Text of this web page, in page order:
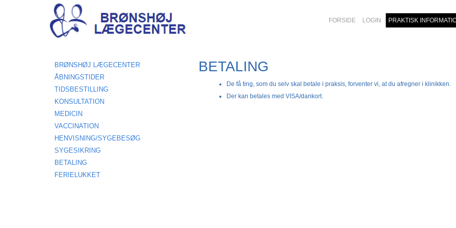
FORSIDE LOGIN PRAKTISK
BRØNSHØJ LÆGECENTER
ÅBNINGSTIDER
TIDSBESTILLING
KONSULTATION
MEDICIN
VACCINATION
HENVISNING/SYGEBESØG
SYGESIKRING
BETALING
FERIELUKKET
BETALING
De få ting, som du selv skal betale i praksis, forventer vi, at du afregner i klinikken.
Der kan betales med VISA/dankort.